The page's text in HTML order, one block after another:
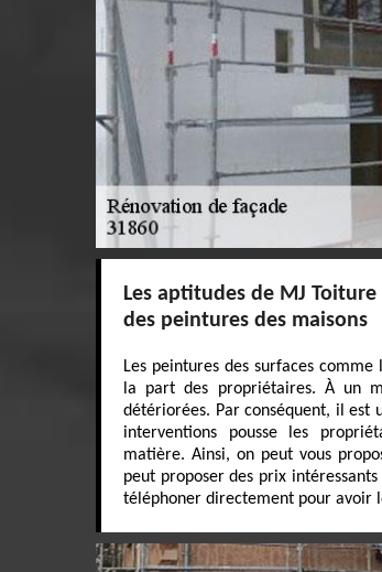
Les aptitudes de MJ
des peintures des maisons
Les peintures des surfaces
la part des propriétaires. À un
détériorées. Par conséquent, il
interventions pousse les
matière. Ainsi, on peut vous
peut proposer des prix
téléphoner directement pour avoir